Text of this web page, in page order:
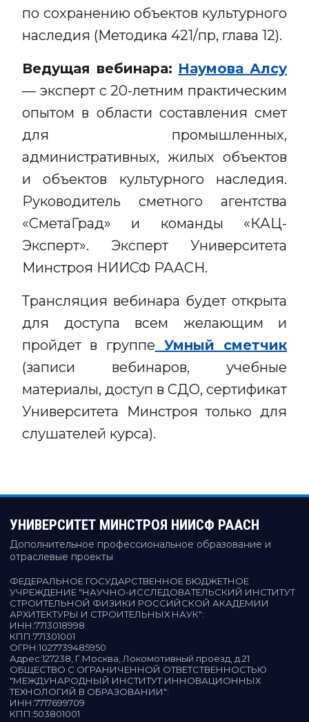
по сохранению объектов культурного
наследия (Методика 421/пр, глава 12).
Ведущая вебинара: Наумова Алсу
— эксперт с 20-летним практическим
опытом в области составления смет
для промышленных,
административных, жилых объектов
и объектов культурного наследия.
Руководитель сметного агентства
«СметаГрад» и команды «КАЦ-
Эксперт». Эксперт Университета
Минстроя НИИСФ РААСН.
Трансляция вебинара будет открыта
для доступа всем желающим и
пройдет в группе Умный сметчик
(записи вебинаров, учебные
материалы, доступ в СДО, сертификат
Университета Минстроя только для
слушателей курса).
УНИВЕРСИТЕТ МИНСТРОЯ НИИСФ РААСН
Дополнительное профессиональное образование и
отраслевые проекты
ФЕДЕРАЛЬНОЕ ГОСУДАРСТВЕННОЕ БЮДЖЕТНОЕ
УЧРЕЖДЕНИЕ "НАУЧНО-ИССЛЕДОВАТЕЛЬСКИЙ ИНСТИТУТ
СТРОИТЕЛЬНОЙ ФИЗИКИ РОССИЙСКОЙ АКАДЕМИИ
АРХИТЕКТУРЫ И СТРОИТЕЛЬНЫХ НАУК":
ИНН:7713018998
КПП:771301001
ОГРН:1027739485950
Адрес:127238, Г.Москва, Локомотивный проезд, д.21
ОБЩЕСТВО С ОГРАНИЧЕННОЙ ОТВЕТСТВЕННОСТЬЮ
"МЕЖДУНАРОДНЫЙ ИНСТИТУТ ИННОВАЦИОННЫХ
ТЕХНОЛОГИЙ В ОБРАЗОВАНИИ":
ИНН:7717699709
КПП:503801001